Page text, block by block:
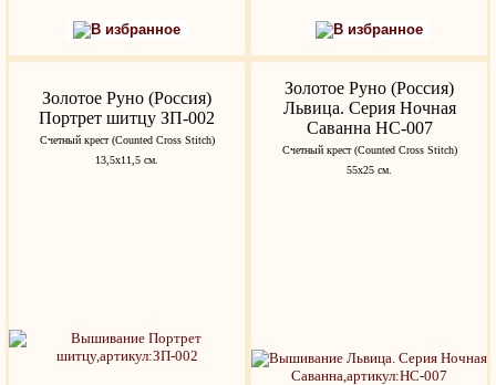
В избранное В избранное
Золотое Руно (Россия)
Портрет шитцу ЗП-002
Счетный крест (Counted Cross Stitch)
13,5x11,5 см.
Золотое Руно (Россия)
Львица. Серия Ночная
Саванна НС-007
Счетный крест (Counted Cross Stitch)
55х25 см.